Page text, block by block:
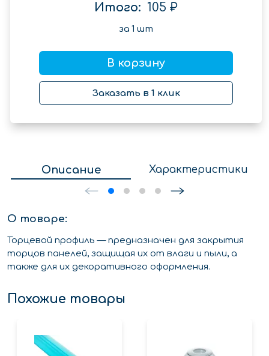
Итого: 105 ₽
за 1 шт
В корзину
Заказать в 1 клик
Описание Характеристики
О товаре:
Торцевой профиль — предназначен для закрытия
торцов панелей, защищая их от влаги и пыли, а
также для их декоративного оформления.
Похожие товары